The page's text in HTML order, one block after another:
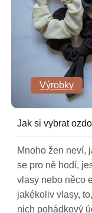
Výrobky
Jak si vybrat
Mnoho žen neví,
se pro ně hodí,
vlasy nebo něco
jakékoliv vlasy,
nich pohádkový